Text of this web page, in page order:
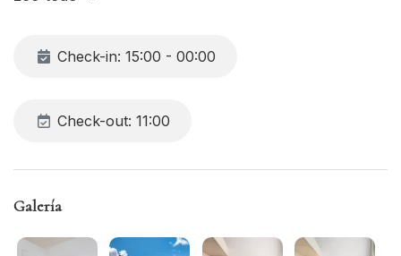
minutos a pie del remonte Breuil-Plan Maison. Incluye
gratuitamente en toda la propiedad.
Check-in: 15:00 - 00:00
Check-out: 11:00
Galería